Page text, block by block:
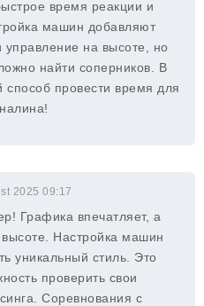
время реакции и
машин добавляют
управление на высоте, но
найти соперников. В
способ провести время для
2025 09:17
Графика впечатляет, а
Настройка машин
уникальный стиль. Это
проверить свои
Соревнования с